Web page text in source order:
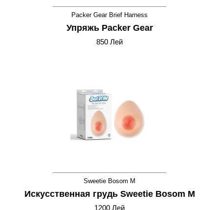
Packer Gear Brief Harness
Упряжь Packer Gear
850 Лей
Sweetie Bosom M
Искусственная грудь Sweetie Bosom M
1200 Лей